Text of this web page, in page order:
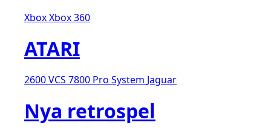
XboxXbox 360
ATARI
2600 VCS 7800 Pro System Jaguar
Nya retrospel